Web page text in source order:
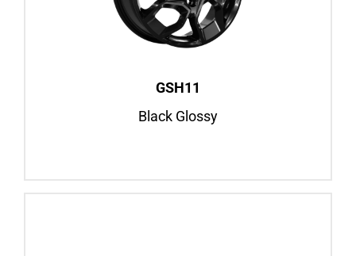
GSH11
Black Glossy
Ford Transit, ab BJ 2014
Ford Transit Custom, BJ 2012–2023
Felgenansicht